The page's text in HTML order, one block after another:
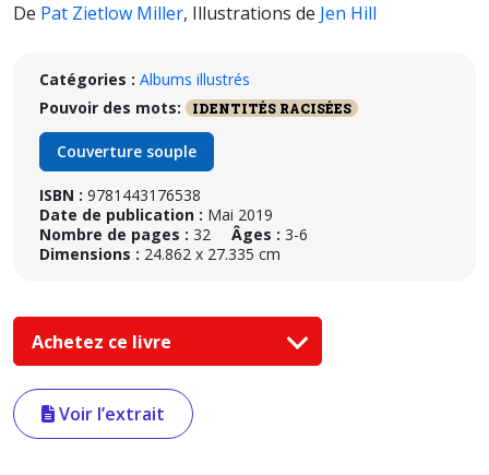
De Pat Zietlow Miller, Illustrations de Jen Hill
Catégories : Albums illustrés
Pouvoir des mots:
IDENTITÉS RACISÉES
Couverture souple
ISBN : 9781443176538
Date de publication : Mai 2019
Nombre de pages : 32 Âges : 3-6
Dimensions : 24.862 x 27.335 cm
Achetez ce livre
Voir l’extrait